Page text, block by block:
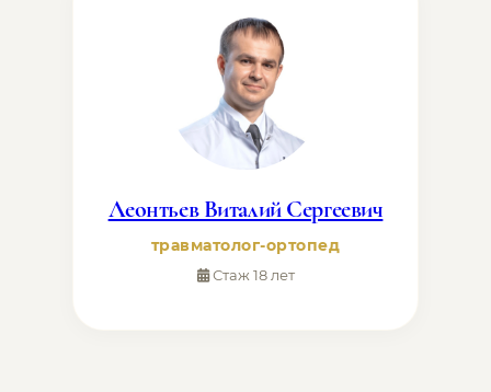
Леонтьев Виталий Сергеевич
травматолог-ортопед
Стаж 18 лет